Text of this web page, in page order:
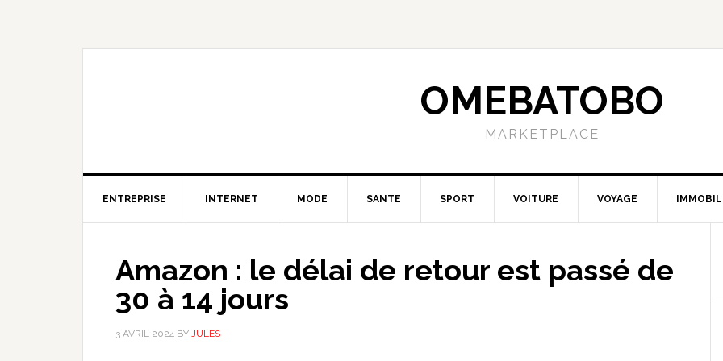
OMEBATOBO
MARKETPLACE
ENTREPRISE INTERNET MODE SANTE SPORT VOITURE VOYAGE
Amazon : le délai de retour est passé de
30 à 14 jours
3 AVRIL 2024 BY JULES